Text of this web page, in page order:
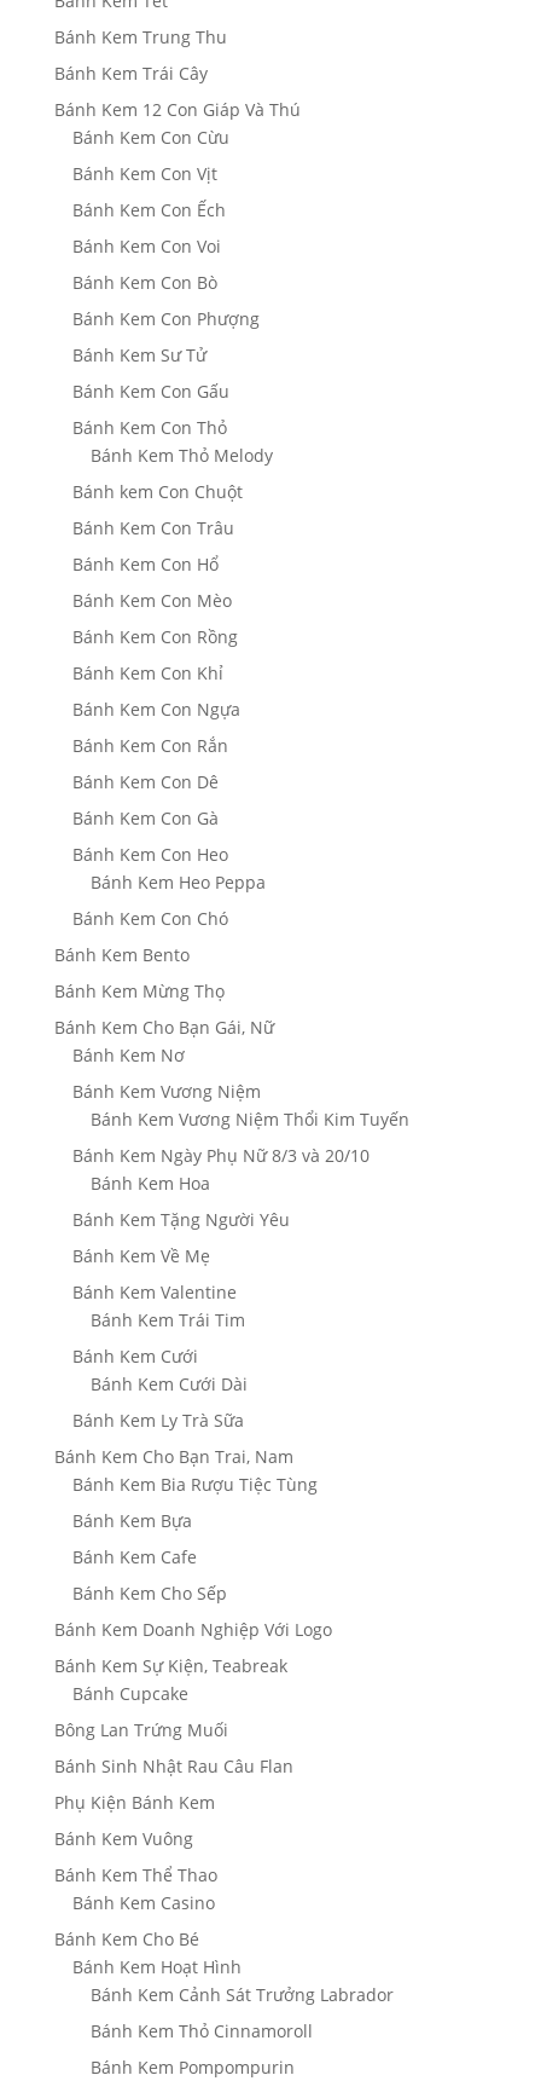
Bánh Kem Trung Thu
Bánh Kem Trái Cây
Bánh Kem 12 Con Giáp Và Thú
Bánh Kem Con Cừu
Bánh Kem Con Vịt
Bánh Kem Con Ếch
Bánh Kem Con Voi
Bánh Kem Con Bò
Bánh Kem Con Phượng
Bánh Kem Sư Tử
Bánh Kem Con Gấu
Bánh Kem Con Thỏ
Bánh Kem Thỏ Melody
Bánh kem Con Chuột
Bánh Kem Con Trâu
Bánh Kem Con Hổ
Bánh Kem Con Mèo
Bánh Kem Con Rồng
Bánh Kem Con Khỉ
Bánh Kem Con Ngựa
Bánh Kem Con Rắn
Bánh Kem Con Dê
Bánh Kem Con Gà
Bánh Kem Con Heo
Bánh Kem Heo Peppa
Bánh Kem Con Chó
Bánh Kem Bento
Bánh Kem Mừng Thọ
Bánh Kem Cho Bạn Gái, Nữ
Bánh Kem Nơ
Bánh Kem Vương Niệm
Bánh Kem Vương Niệm Thổi Kim Tuyến
Bánh Kem Ngày Phụ Nữ 8/3 và 20/10
Bánh Kem Hoa
Bánh Kem Tặng Người Yêu
Bánh Kem Về Mẹ
Bánh Kem Valentine
Bánh Kem Trái Tim
Bánh Kem Cưới
Bánh Kem Cưới Dài
Bánh Kem Ly Trà Sữa
Bánh Kem Cho Bạn Trai, Nam
Bánh Kem Bia Rượu Tiệc Tùng
Bánh Kem Bựa
Bánh Kem Cafe
Bánh Kem Cho Sếp
Bánh Kem Doanh Nghiệp Với Logo
Bánh Kem Sự Kiện, Teabreak
Bánh Cupcake
Bông Lan Trứng Muối
Bánh Sinh Nhật Rau Câu Flan
Phụ Kiện Bánh Kem
Bánh Kem Vuông
Bánh Kem Thể Thao
Bánh Kem Casino
Bánh Kem Cho Bé
Bánh Kem Hoạt Hình
Bánh Kem Cảnh Sát Trưởng Labrador
Bánh Kem Thỏ Cinnamoroll
Bánh Kem Pompompurin